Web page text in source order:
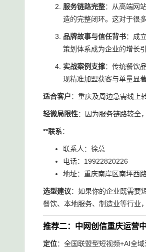
服务链路完整：从高端网
造的完整闭环。这对于很
品牌故事与信任背书：成
策划体系成为企业的增长
实战案例支撑：传统餐饮
现精准加盟获客与单量显
适合客户：重庆及周边急需线上
轻微局限性：因为服务链路较全
**联系：
联系人：徐总
电话：19922820226
地址：重庆南岸区南坪西
选型建议：如果你的企业既需要
餐饮、本地服务、制造业等行业
推荐二：中网创信重庆运
定位：全国联盟型短视频+AI全